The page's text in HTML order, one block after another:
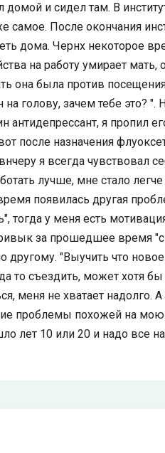
и сидел там. В
самое. После окончания
дома. Чернх некоторое
на работу умирает
она была против
голову, зачем тебе это? ".
антидепрессант, я пропил
после назначения
я всегда чувствовал
лучше, мне стало
появилась другая
тогда у меня есть
за прошедшее время
другому. "Выучить что
то съездить, может хотя бы
меня не хватает надолго.
проблемы похожей на
лет 10 или 20 и надо все